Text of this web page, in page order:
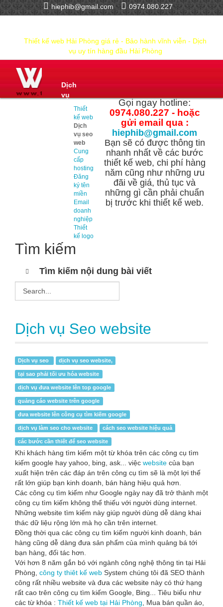
hiephib@gmail.com 0974.080.227
Thiết kế web Hải Phòng giá rẻ - Bảo hành vĩnh viễn - Dịch
vụ uy tín hàng đầu Hải Phòng
Dịch
vụ
Thiết
kế web
Dịch
vụ seo
web
Cung
cấp
hosting
Đăng
ký tên
miền
Email
doanh
nghiệp
Thiết
kế logo
Gọi ngay hotline:
0974.080.227 - hoặc
gửi email qua :
hiephib@gmail.com
Bạn sẽ có được thông tin
nhanh nhất về các bước
thiết kế web, chi phí hàng
năm cũng như những ưu
đãi về giá, thủ tục và
những gì cần phải chuẩn
bị trước khi thiết kế web.
Tìm kiếm
Tìm kiếm nội dung bài viết
Dịch vụ Seo website
Dịch vụ seo dịch vụ seo website,
tại sao phải tối ưu hóa website
dịch vụ đưa website lên top google
quảng cáo website trên google
đưa website lên công cụ tìm kiếm google
dịch vụ làm seo cho website cách seo website hiệu quả
các bước cần thiết để seo website
Khi khách hàng tìm kiếm một từ khóa trên các công cụ tìm
kiếm google hay yahoo, bing, ask... việc website của bạn
xuất hiện trên các đáp án trên công cụ tìm sẽ là một lợi thế
rất lớn giúp bạn kinh doanh, bán hàng hiệu quả hơn.
Các công cụ tìm kiếm như Google ngày nay đã trở thành một
công cụ tìm kiếm không thể thiếu với người dùng internet.
Những website tìm kiếm này giúp người dùng dễ dàng khai
thác dữ liệu rộng lớn mà họ cần trên internet.
Đồng thời qua các công cụ tìm kiếm người kinh doanh, bán
hàng cũng dễ dàng đưa sản phẩm của mình quảng bá tới
bạn hàng, đối tác hơn.
Với hơn 8 năm gắn bó với ngành công nghệ thông tin tại Hải
Phòng, công ty thiêt kế web System chúng tôi đã SEO thành
công rất nhiều website và đưa các website này có thứ hạng
rất cao trên công cụ tìm kiếm Google, Bing... Tiêu biểu như
các từ khóa : Thiết kế web tại Hải Phòng , Mua bán quần áo,